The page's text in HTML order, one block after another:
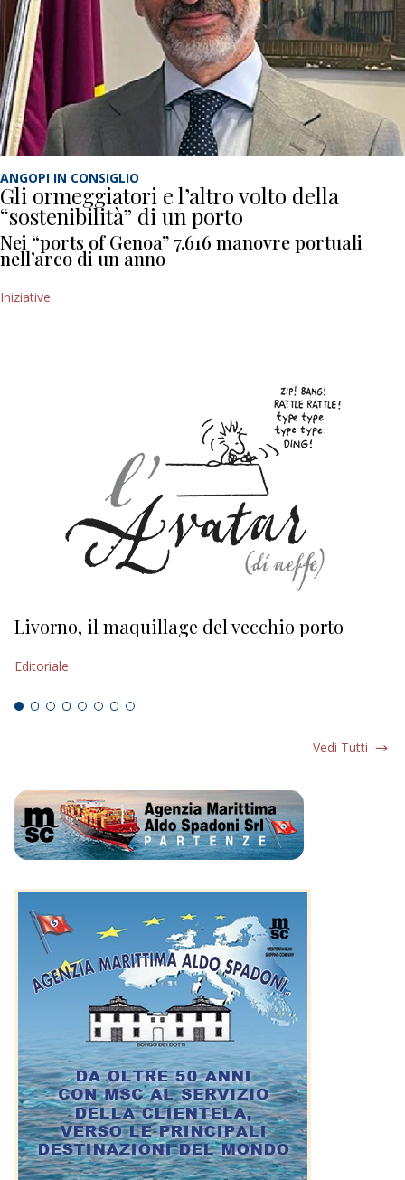
ANGOPI IN CONSIGLIO
Gli ormeggiatori e l’altro volto della
“sostenibilità” di un porto
Nei “ports of Genoa” 7.616 manovre portuali
nell’arco di un anno
Iniziative
Livorno, il maquillage del vecchio porto
Editoriale
Vedi Tutti